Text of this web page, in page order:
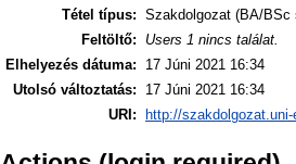
Tétel típus: Szakdolgozat (BA/BSc
Feltöltő:
Users 1 nincs találat.
Elhelyezés dátuma:
17 Júni 2021 16:34
Utolsó változtatás:
17 Júni 2021 16:34
URI:
http://